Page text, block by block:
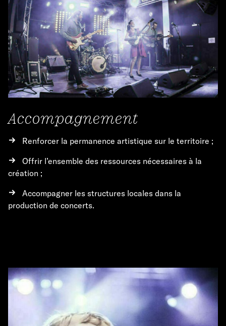
Accompagnement
Renforcer la permanence artistique sur le territoire ;
Offrir l’ensemble des ressources nécessaires à la
création ;
Accompagner les structures locales dans la
production de concerts.